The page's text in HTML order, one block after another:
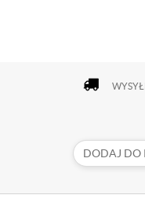
DODAJ DO